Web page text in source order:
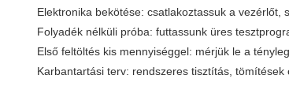
Elektronika bekötése: csatlakoztassuk a vezérlőt,
Folyadék nélküli próba: futtassunk üres
Első feltöltés kis mennyiséggel: mérjük le a
Karbantartási terv: rendszeres tisztítás, tömítések